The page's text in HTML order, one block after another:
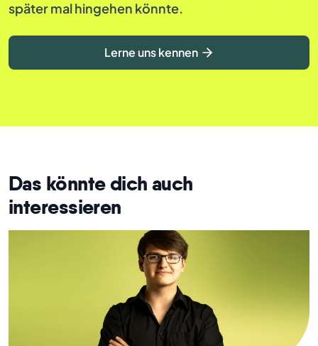
später mal hingehen könnte.
Lerne uns kennen
Das könnte dich auch
interessieren